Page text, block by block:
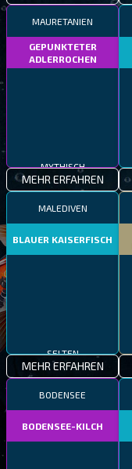
MAURETANIEN
GEPUNKTETER
ADLERROCHEN
MYTHISCH
MEHR ERFAHREN
MALEDIVEN
BLAUER KAISERFISCH
SELTEN
MEHR ERFAHREN
BODENSEE
BODENSEE-KILCH